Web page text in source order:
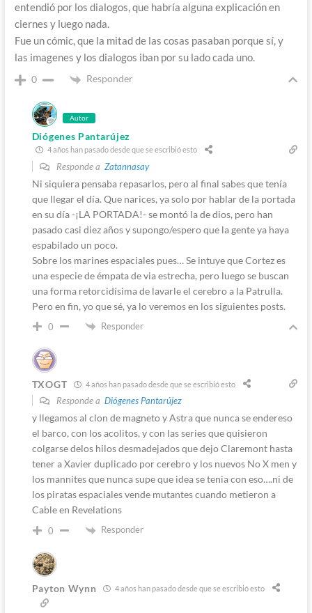
entendió por los dialogos, que habría alguna explicación en
ciernes y luego nada.
Fue un cómic, que la mitad de las cosas pasaban porque sí, y
las imagenes y los dialogos iban por su lado cada uno.
0 Responder
Autor
Diógenes Pantarújez
4 años han pasado desde que se escribió esto
Responde a Zatannasay
Ni siquiera pensaba repasarlos, pero al final sabes que tenía
que llegar el día. Que narices, ya solo por hablar de la portada
en su día -¡LA PORTADA!- se montó la de dios, pero han
pasado casi diez años y supongo/espero que la gente ya haya
espabilado un poco.
Sobre los marines espaciales pues… Se intuye que Cortez es
una especie de émpata de via estrecha, pero luego se buscan
una forma retorcidísima de lavarle el cerebro a la Patrulla.
Pero en fin, yo que sé, ya lo veremos en los siguientes posts.
0 Responder
TXOGT 4 años han pasado desde que se escribió esto
Responde a Diógenes Pantarújez
y llegamos al clon de magneto y Astra que nunca se endereso
el barco, con los acolitos, y con las series que quisieron
colgarse delos hilos desmadejados que dejo Claremont hasta
tener a Xavier duplicado por cerebro y los nuevos No X men y
los mannites que nunca supe que idea se tenia con eso….ni de
los piratas espaciales vende mutantes cuando metieron a
Cable en Revelations
0 Responder
Payton Wynn 4 años han pasado desde que se escribió esto